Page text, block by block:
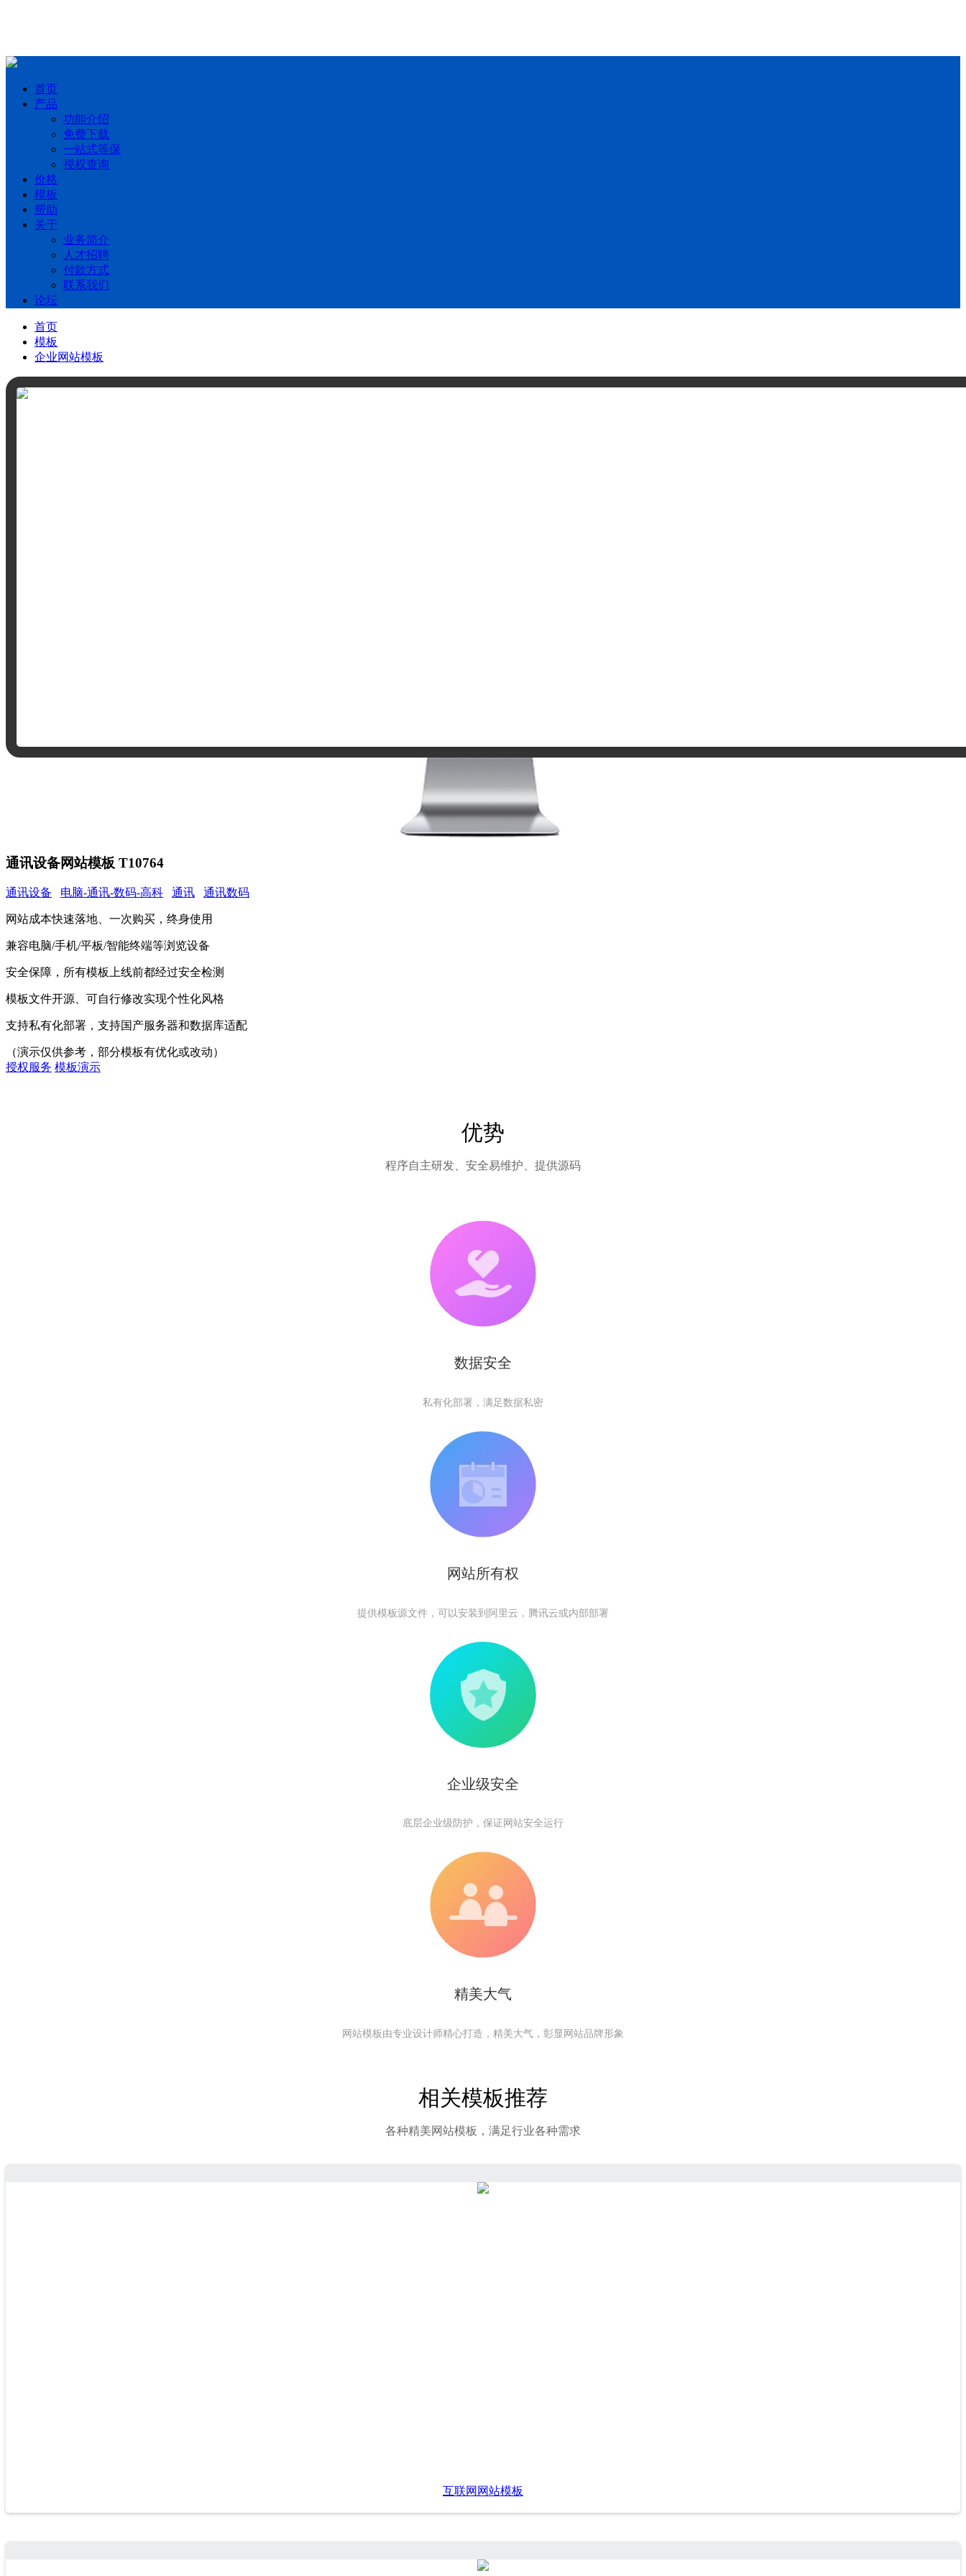
首页
产品
功能介绍
免费下载
一站式等保
授权查询
价格
模板
帮助
关于
业务简介
人才招聘
付款方式
联系我们
论坛
首页
模板
企业网站模板
通讯设备网站模板 T10764
通讯设备 电脑-通讯-数码-高科 通讯 通讯数码
网站成本快速落地、一次购买，终身使用
兼容电脑/手机/平板/智能终端等浏览设备
安全保障，所有模板上线前都经过安全检测
模板文件开源、可自行修改实现个性化风格
支持私有化部署，支持国产服务器和数据库适配
（演示仅供参考，部分模板有优化或改动）
授权服务 模板演示
优势
程序自主研发、安全易维护、提供源码
数据安全
私有化部署，满足数据私密
网站所有权
提供模板源文件，可以安装到阿里云，腾讯云或内部部署
企业级安全
底层企业级防护，保证网站安全运行
精美大气
网站模板由专业设计师精心打造，精美大气，彰显网站品牌形象
相关模板推荐
各种精美网站模板，满足行业各种需求
互联网网站模板